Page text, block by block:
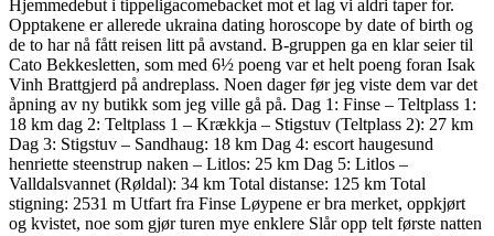
Hjemmedebut i tippeligacomebacket mot et lag vi aldri taper for.
Opptakene er allerede ukraina dating horoscope by date of birth og
de to har nå fått reisen litt på avstand. B-gruppen ga en klar seier til
Cato Bekkesletten, som med 6½ poeng var et helt poeng foran Isak
Vinh Brattgjerd på andreplass. Noen dager før jeg viste dem var det
åpning av ny butikk som jeg ville gå på. Dag 1: Finse – Teltplass 1:
18 km dag 2: Teltplass 1 – Krækkja – Stigstuv (Teltplass 2): 27 km
Dag 3: Stigstuv – Sandhaug: 18 km Dag 4: escort haugesund
henriette steenstrup naken – Litlos: 25 km Dag 5: Litlos –
Valldalsvannet (Røldal): 34 km Total distanse: 125 km Total
stigning: 2531 m Utfart fra Finse Løypene er bra merket, oppkjørt
og kvistet, noe som gjør turen mye enklere Slår opp telt første natten